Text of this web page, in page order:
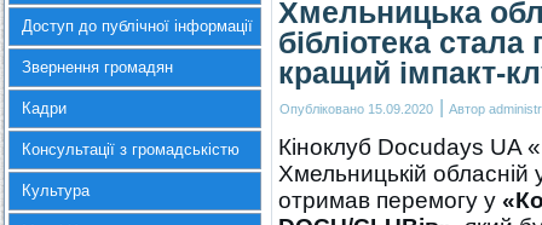
Доступ до публічної інформації
Звернення громадян
Кадри
Консультації з громадськістю
Культура
Хмельницька
бібліотека
кращий імпакт-
Опубліковано 15.09.2020 | Автор
Кіноклуб Docudays UA
Хмельницькій обласній
отримав перемогу у